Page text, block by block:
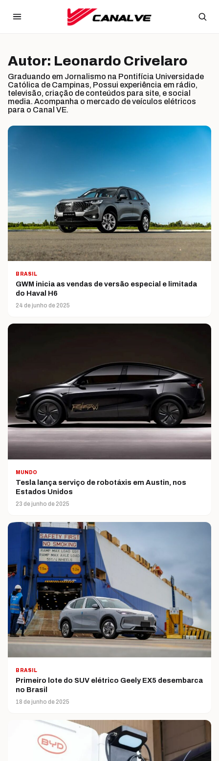
Autor: Leonardo Crivelaro
Graduando em Jornalismo na Pontifícia Universidade
Católica de Campinas, Possui experiência em rádio,
televisão, criação de conteúdos para site, e social
media. Acompanha o mercado de veículos elétricos
para o Canal VE.
BRASIL
GWM inicia as vendas de versão especial e limitada
do Haval H6
24 de junho de 2025
MUNDO
Tesla lança serviço de robotáxis em Austin, nos
Estados Unidos
23 de junho de 2025
BRASIL
Primeiro lote do SUV elétrico Geely EX5 desembarca
no Brasil
18 de junho de 2025